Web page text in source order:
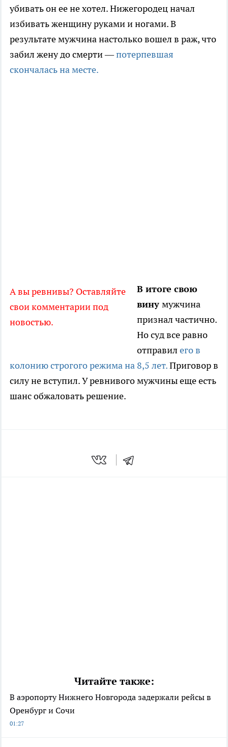
убивать он ее не хотел. Нижегородец начал
избивать женщину руками и ногами. В
результате мужчина настолько вошел в раж, что
забил жену до смерти —потерпевшая
скончалась на месте.
А вы ревнивы? Оставляйте
свои комментарии под
новостью.
В итоге свою
вину мужчина
признал частично.
Но суд все равно
отправил его в
колонию строгого режима на 8,5 лет.Приговор в
силу не вступил. У ревнивого мужчины еще есть
шанс обжаловать решение.
Читайте также:
В аэропорту Нижнего Новгорода задержали рейсы в
Оренбург и Сочи
01:27